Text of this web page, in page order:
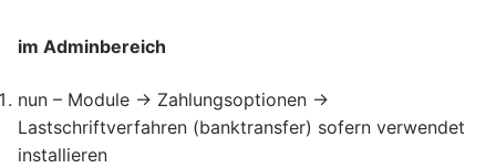
im Adminbereich
nun – Module -> Zahlungsoptionen ->
Lastschriftverfahren (banktransfer) sofern verwendet
installieren